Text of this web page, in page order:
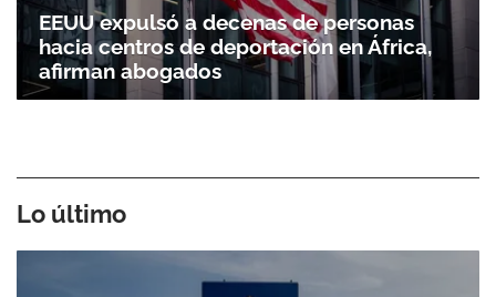
EEUU expulsó a decenas de personas
hacia centros de deportación en África,
afirman abogados
Lo último